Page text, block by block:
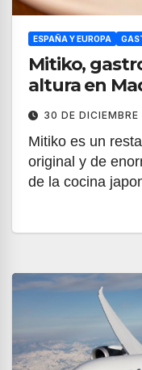
ESPAÑA Y EUROPA
Mitiko,
altura en
30 DE DICIEMBRE
Mitiko es un
original y de
de la cocina